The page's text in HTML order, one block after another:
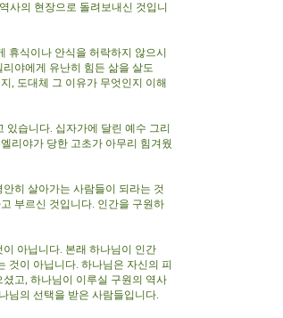
사의 현장으로 돌려보내신 것입니
휴식이나 안식을 허락하지 않으시
야에게 유난히 힘든 삶을 살도
, 도대체 그 이유가 무엇인지 이해
습니다. 십자가에 달린 예수 그리
리야가 당한 고초가 아무리 힘겨웠
히 살아가는 사람들이 되라는 것
부르신 것입니다. 인간을 구원하
아닙니다. 본래 하나님이 인간
것이 아닙니다. 하나님은 자신의 피
고, 하나님이 이루실 구원의 역사
님의 선택을 받은 사람들입니다.